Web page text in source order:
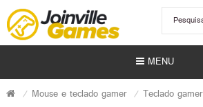
MENU
Mouse e teclado gamer Teclado gamer